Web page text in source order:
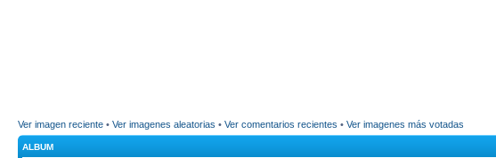
Ver imagen reciente • Ver imagenes aleatorias • Ver comentarios recientes • Ver imagenes más votadas
ALBUM